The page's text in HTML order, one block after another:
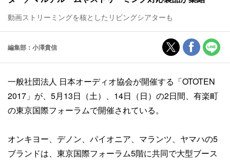
動画ストリーミングを核としたリビングシアターも
編集部：小澤貴信
一般社団法人 日本オーディオ協会が開催する「OTOTEN
2017」が、5月13日（土）、14日（日）の2日間、有楽町
の東京国際フォーラムで開催されている。
オンキヨー、デノン、パイオニア、マランツ、ヤマハの5
ブランドは、東京国際フォーラム5階に共同で大型ブース